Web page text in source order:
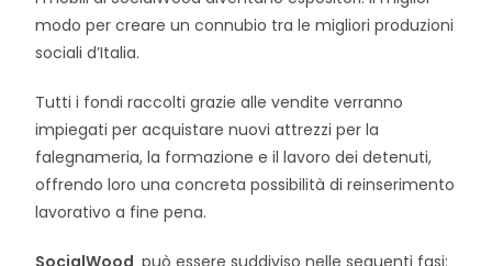
modo per creare un connubio tra le migliori produzioni
sociali d’Italia.
Tutti i fondi raccolti grazie alle vendite verranno
impiegati per acquistare nuovi attrezzi per la
falegnameria, la formazione e il lavoro dei detenuti,
offrendo loro una concreta possibilità di reinserimento
lavorativo a fine pena.